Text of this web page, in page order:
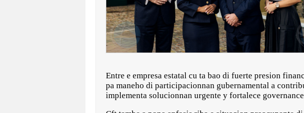
Entre e empresa estatal cu ta bao di fuerte presion
pa maneho di participacionnan gubernamental a
implementa solucionnan urgente y fortalece